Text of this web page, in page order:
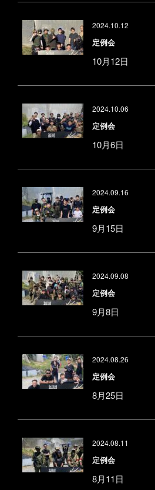
2024.10.12
定例会
10月12日
2024.10.06
定例会
10月6日
2024.09.16
定例会
9月15日
2024.09.08
定例会
9月8日
2024.08.26
定例会
8月25日
2024.08.11
定例会
8月11日